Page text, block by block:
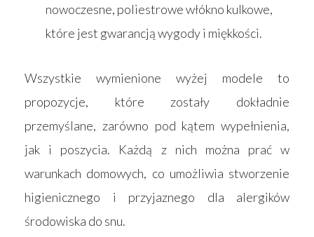
nowoczesne, poliestrowe włókno kulkowe,
które jest gwarancją wygody i miękkości.
Wszystkie wymienione wyżej modele to
propozycje, które zostały dokładnie
przemyślane, zarówno pod kątem wypełnienia,
jak i poszycia. Każdą z nich można prać w
warunkach domowych, co umożliwia stworzenie
higienicznego i przyjaznego dla alergików
środowiska do snu.